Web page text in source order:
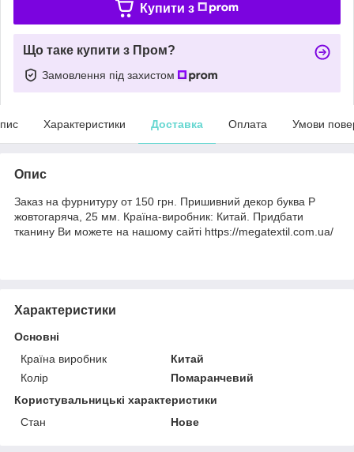
Купити з
Що таке купити з Пром?
Замовлення під захистом
Характеристики Доставка Оплата Умови
Опис
Заказ на фурнитуру от 150 грн. Пришивний декор буква P
жовтогаряча, 25 мм. Країна-виробник: Китай. Придбати
тканину Ви можете на нашому сайті https://megatextil.com.ua/
Характеристики
Основні
Країна виробник
Китай
Колір
Помаранчевий
Користувальницькі характеристики
Стан
Нове